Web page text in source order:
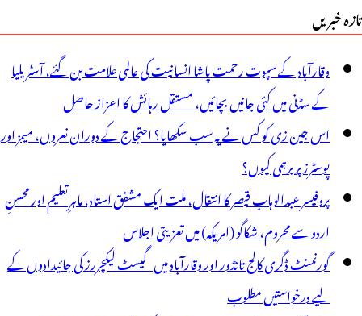
پھر
واٹس
آپ
اکاؤنٹ
کے
تازہ خبریں
وقارآباد کے سپوت رحمت پاشا انسانیت کی عالمی علامت بن گئے، آسٹریلیا
کے سڈنی میں کئی جانیں بچائیں، مستقل رہائش کا اعزاز حاصل
اس جین زی کو کس نے یہ سب سکھایا؟ احتجاج کے دوران نعروں، میمز اور
پوسٹرز پر برہمی کیوں؟
پروفیسر عبدالوہاب قیصر کا انتقال، ملت ایک مشفق استاد، ماہرِتعلیم اور محسنِ
اردو سے محروم، شکاگو (امریکہ) میں تعزیتی اجلاس
گورنمنٹ ڈگری کالج تانڈور اور وقارآباد میں گیسٹ لیکچررز کی جائیدادوں کے
لیے درخواستیں مطلوب